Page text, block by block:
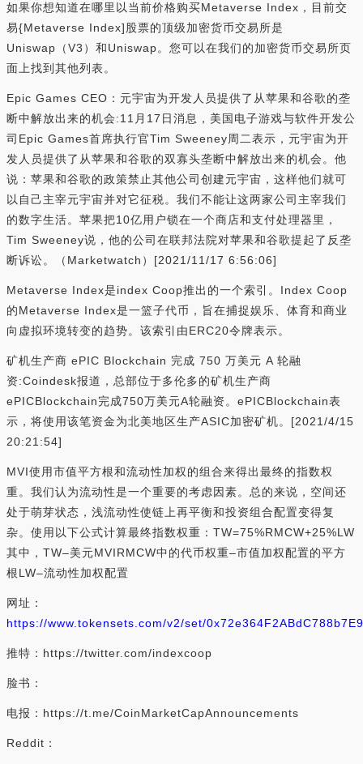
如果你想知道在哪里以当前价格购买Metaverse Index，目前交
易{Metaverse Index]股票的顶级加密货币交易所是
Uniswap（V3）和Uniswap。您可以在我们的加密货币交易所页
面上找到其他列表。
Epic Games CEO：元宇宙为开发人员提供了从苹果和谷歌的垄
断中解放出来的机会:11月17日消息，美国电子游戏与软件开发公
司Epic Games首席执行官Tim Sweeney周二表示，元宇宙为开
发人员提供了从苹果和谷歌的双寡头垄断中解放出来的机会。他
说：苹果和谷歌的政策禁止其他公司创建元宇宙，这样他们就可
以自己主宰元宇宙并对它征税。我们不能让这两家公司主宰我们
的数字生活。苹果把10亿用户锁在一个商店和支付处理器里，
Tim Sweeney说，他的公司在联邦法院对苹果和谷歌提起了反垄
断诉讼。（Marketwatch）[2021/11/17 6:56:06]
Metaverse Index是index Coop推出的一个索引。Index Coop
的Metaverse Index是一篮子代币，旨在捕捉娱乐、体育和商业
向虚拟环境转变的趋势。该索引由ERC20令牌表示。
矿机生产商 ePIC Blockchain 完成 750 万美元 A 轮融
资:Coindesk报道，总部位于多伦多的矿机生产商
ePICBlockchain完成750万美元A轮融资。ePICBlockchain表
示，将使用该笔资金为北美地区生产ASIC加密矿机。[2021/4/15
20:21:54]
MVI使用市值平方根和流动性加权的组合来得出最终的指数权
重。我们认为流动性是一个重要的考虑因素。总的来说，空间还
处于萌芽状态，浅流动性使链上再平衡和投资组合配置变得复
杂。使用以下公式计算最终指数权重：TW=75%RMCW+25%LW
其中，TW–美元MVIRMCW中的代币权重–市值加权配置的平方
根LW–流动性加权配置
网址：
https://www.tokensets.com/v2/set/
推特：https://twitter.com/indexcoop
脸书：
电报：https://t.me/CoinMarketCapAnnouncements
Reddit：